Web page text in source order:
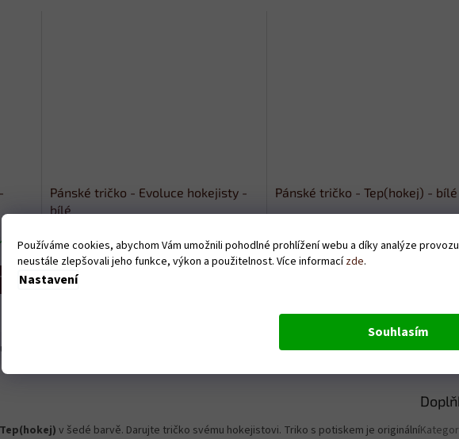
Používáme cookies, abychom Vám umožnili pohodlné prohlížení webu a díky analýze
neustále zlepšovali jeho funkce, výkon a použitelnost. Více informacízde.
Nastavení
Souhlasím
Pánské tričko - Evoluce hokejisty -
bílé
Skladem
379 Kč
Pánské tričko - Tep(hokej) - bílé
Tep(hokej) v šedé barvě. Darujte tričko svému hokejistovi. Triko s potiskem je originální